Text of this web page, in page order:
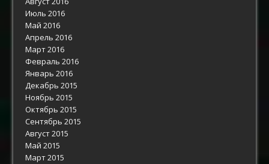
Июль 2016
Май 2016
Апрель 2016
Март 2016
Февраль 2016
Январь 2016
Декабрь 2015
Ноябрь 2015
Октябрь 2015
Сентябрь 2015
Август 2015
Май 2015
Март 2015